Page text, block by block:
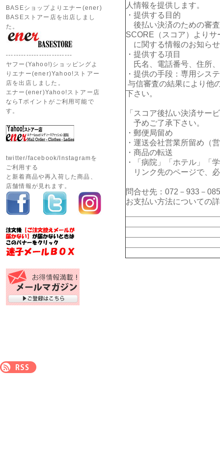
人情報を提供します。
・提供する目的
後払い決済のための審
SCORE（スコア）よりサ
に関する情報のお知ら
・提供する項目
氏名、電話番号、住所
・提供の手段：専用シス
与信審査の結果により他
下さい。
「スコア後払い決済サー
予めご了承下さい。
・郵便局留め
・運送会社営業所留め（
・商品の転送
・「病院」「ホテル」「
リンク先のページで、
問合せ先：072－933－
お支払い方法についての
BASEショップよりエナー(ener)
BASEストアー店を出店しまし
た。
--------------------------
ヤフー(Yahoo!)ショッピングよ
りエナー(ener)Yahoo!ストアー
店を出店しました。
エナー(ener)Yahoo!ストアー店
ならTポイントがご利用可能で
す。
twitter/facebook/Instagramを
ご利用する
と新着商品や再入荷した商品、
店舗情報が見れます。